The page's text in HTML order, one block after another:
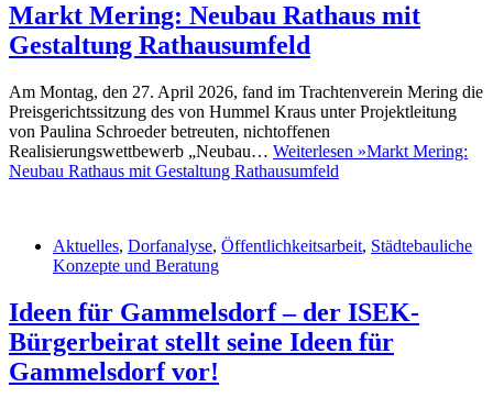
Markt Mering: Neubau Rathaus mit
Gestaltung Rathausumfeld
Am Montag, den 27. April 2026, fand im Trachtenverein Mering die
Preisgerichtssitzung des von Hummel Kraus unter Projektleitung
von Paulina Schroeder betreuten, nichtoffenen
Realisierungswettbewerb „Neubau… Weiterlesen »Markt Mering:
Neubau Rathaus mit Gestaltung Rathausumfeld
Aktuelles, Dorfanalyse, Öffentlichkeitsarbeit, Städtebauliche
Konzepte und Beratung
Ideen für Gammelsdorf – der ISEK-
Bürgerbeirat stellt seine Ideen für
Gammelsdorf vor!